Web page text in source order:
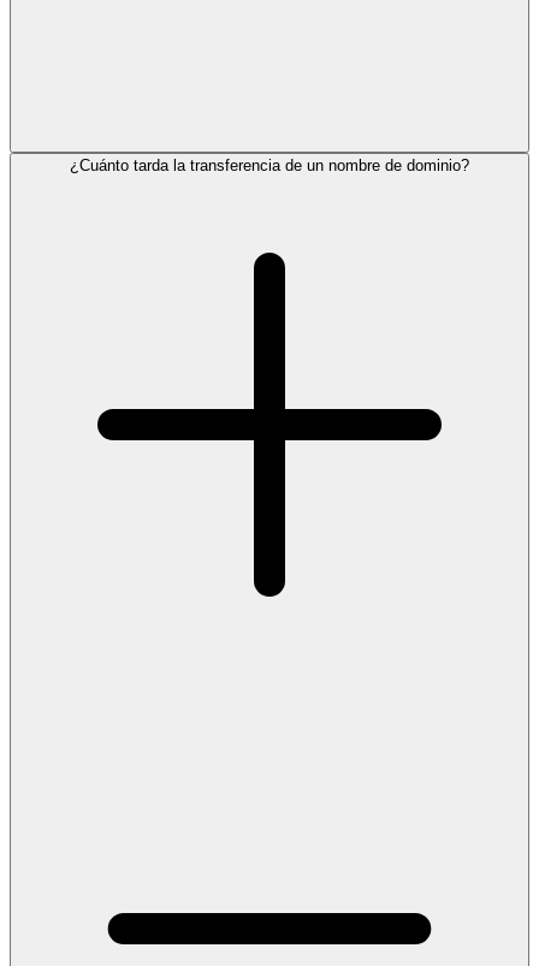
¿Cuánto tarda la transferencia de un nombre de dominio?